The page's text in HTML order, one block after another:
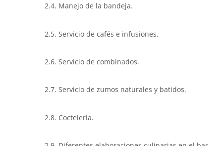
2.4. Manejo de la bandeja.
2.5. Servicio de cafés e infusiones.
2.6. Servicio de combinados.
2.7. Servicio de zumos naturales y batidos.
2.8. Coctelería.